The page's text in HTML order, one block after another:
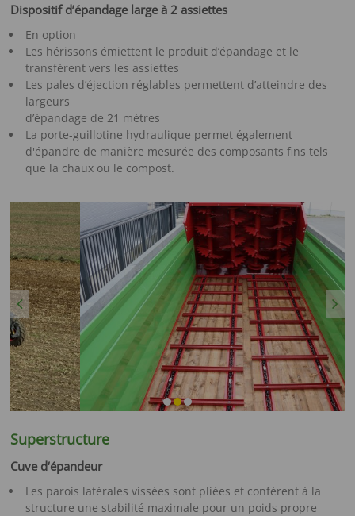
Dispositif d’épandage large à 2 assiettes
En option
Les hérissons émiettent le produit d’épandage et le
transfèrent vers les assiettes
Les pales d’éjection réglables permettent d’atteindre des
largeurs
d’épandage de 21 mètres
La porte-guillotine hydraulique permet également
d'épandre de manière mesurée des composants fins tels
que la chaux ou le compost.
Previous
Superstructure
Cuve d‘épandeur
Les parois latérales vissées sont pliées et confèrent à la
structure une stabilité maximale pour un poids propre